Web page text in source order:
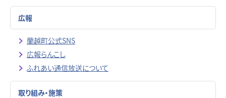
広報
蘭越町公式SNS
広報らんこし
ふれあい通信放送について
取り組み・施策